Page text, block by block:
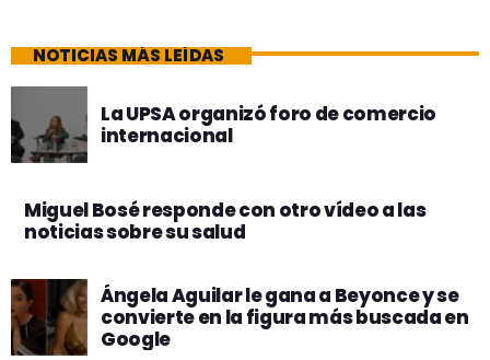
NOTICIAS MÁS LEÍDAS
La UPSA organizó foro de comercio
internacional
Miguel Bosé responde con otro vídeo a las
noticias sobre su salud
Ángela Aguilar le gana a Beyonce y se
convierte en la figura más buscada en
Google